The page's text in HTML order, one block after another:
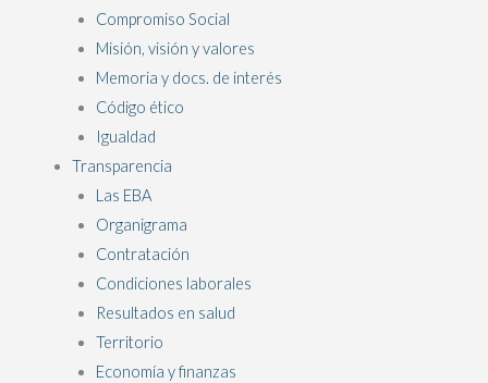
Compromiso Social
Misión, visión y valores
Memoria y docs. de interés
Código ético
Igualdad
Transparencia
Las EBA
Organigrama
Contratación
Condiciones laborales
Resultados en salud
Territorio
Economía y finanzas